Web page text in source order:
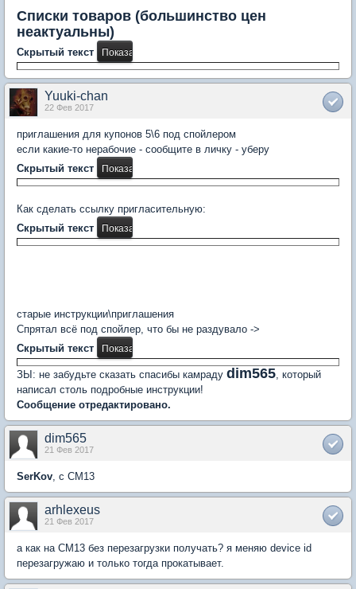
Списки товаров (большинство цен
неактуальны)
Скрытый текст
Yuuki-chan
22 Фев 2017
приглашения для купонов 5\6 под спойлером
если какие-то нерабочие - сообщите в личку - уберу
Скрытый текст
Как сделать ссылку пригласительную:
Скрытый текст
старые инструкции\приглашения
Спрятал всё под спойлер, что бы не раздувало ->
Скрытый текст
ЗЫ: не забудьте сказать спасибы камраду dim565, который
написал столь подробные инструкции!
Сообщение отредактировано.
dim565
21 Фев 2017
SerKov, с CM13
arhlexeus
21 Фев 2017
а как на CM13 без перезагрузки получать? я меняю device id
перезагружаю и только тогда прокатывает.